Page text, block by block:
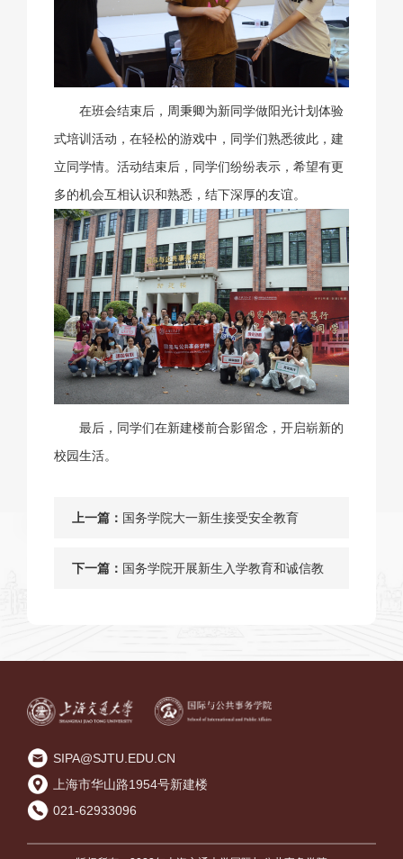
在班会结束后，周秉卿为新同学做阳光计划体验
式培训活动，在轻松的游戏中，同学们熟悉彼此，建
立同学情。活动结束后，同学们纷纷表示，希望有更
多的机会互相认识和熟悉，结下深厚的友谊。
最后，同学们在新建楼前合影留念，开启崭新的
校园生活。
上一篇： 国务学院大一新生接受安全教育
下一篇： 国务学院开展新生入学教育和诚信教
SIPA@SJTU.EDU.CN
上海市华山路1954号新建楼
021-62933096